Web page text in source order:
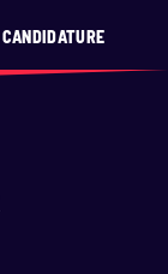
CANDIDATURE